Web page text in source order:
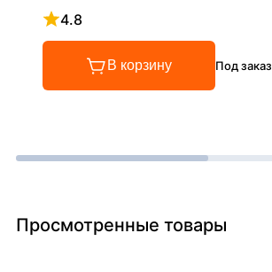
4.8
Рейтинг 4.8 из 5
В корзину Под заказ
Просмотренные товары